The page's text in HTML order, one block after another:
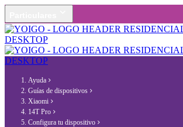
Ayuda
Guías de dispositivos
Xiaomi
14T Pro
Configura tu dispositivo